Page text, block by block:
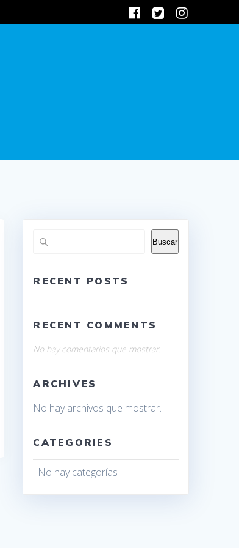
Buscar
RECENT POSTS
RECENT COMMENTS
No hay comentarios que mostrar.
ARCHIVES
No hay archivos que mostrar.
CATEGORIES
No hay categorías